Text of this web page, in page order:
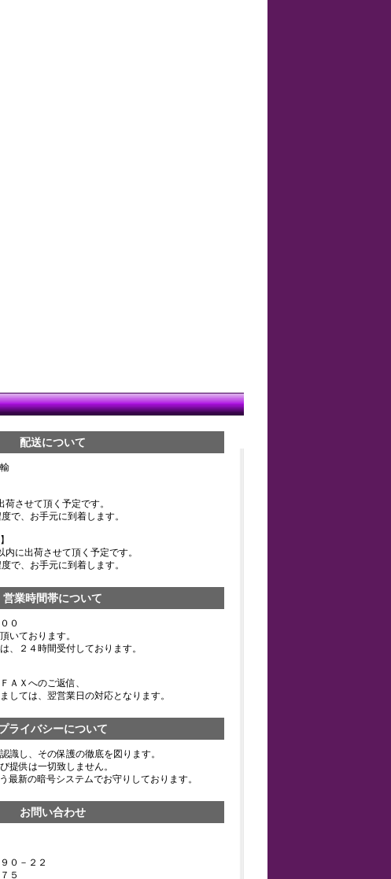
配送について
荷させて頂く予定です。
で、お手元に到着します。
内に出荷させて頂く予定です。
で、お手元に到着します。
営業時間帯について
０
いております。
、２４時間受付しております。
ＡＸへのご返信、
しては、翌営業日の対応となります。
ライバシーについて
識し、その保護の徹底を図ります。
提供は一切致しません。
最新の暗号システムでお守りしております。
お問い合わせ
０－２２
５